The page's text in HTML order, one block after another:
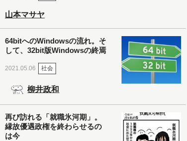
山本マサヤ
64bitへのWindowsの流れ。そ
して、32bit版Windowsの終焉
2021.05.06 社会
柳井政和
再び訪れる「就職氷河期」。
縁故優遇政権を終わらせるの
は今